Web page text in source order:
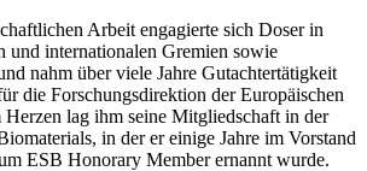
Arbeit engagierte sich Doser in
und internationalen Gremien sowie
nahm über viele Jahre Gutachtertätigkeit
die Forschungsdirektion der Europäischen
lag ihm seine Mitgliedschaft in der
in der er einige Jahre im Vorstand
ESB Honorary Member ernannt wurde.